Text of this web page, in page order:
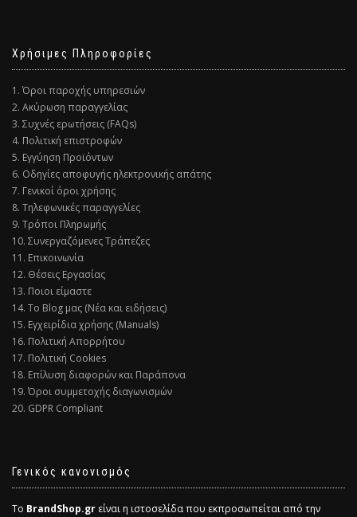
Χρήσιμες Πληροφορίες
1. Όροι παροχής υπηρεσιών
2. Ακύρωση παραγγελίας
3. Συχνές ερωτήσεις (FAQs)
4. Πολιτική επιστροφών
5. Εγγύηση Προϊόντων
6. Οδηγίες αποφυγής ηλεκτρονικής απάτης
7. Γενικοί όροι χρήσης
8. Τηλεφωνικές παραγγελίες
9. Τρόποι Πληρωμής
10. Συνεργαζόμενες Τράπεζες
11. Επικοινωνία
12. Θέσεις Εργασίας
13. Ποιοι είμαστε
14. Το Blog μας (Νέα και ειδήσεις)
15. Εγχειρίδια χρήσης (Manuals)
16. Πολιτική Απορρήτου
17. Πολιτική Cookies
18. Επίλυση διαφορών και Παράπονα
19. Όροι συμμετοχής διαγωνισμών
20. GDPR Compliant
Γενικός κανονισμός
Το BrandShop.gr είναι η ιστοσελίδα που εκπροσωπείται από την